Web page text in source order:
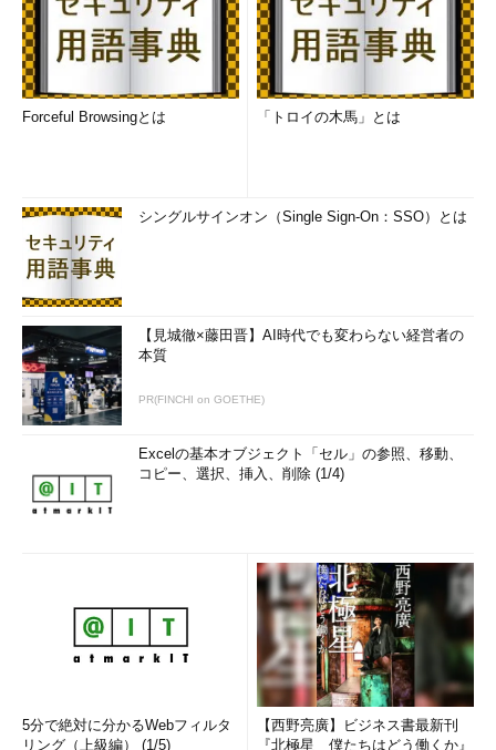
Forceful Browsingとは 「トロイの木馬」とは
シングルサインオン（Single Sign-On：SSO）とは
【見城徹×藤田晋】AI時代でも変わらない経営者の
本質
PR(FINCHI on GOETHE)
Excelの基本オブジェクト「セル」の参照、移動、
コピー、選択、挿入、削除 (1/4)
5分で絶対に分かるWebフィルタ
リング（上級編） (1/5)
【西野亮廣】ビジネス書最新刊
『北極星 僕たちはどう働くか』